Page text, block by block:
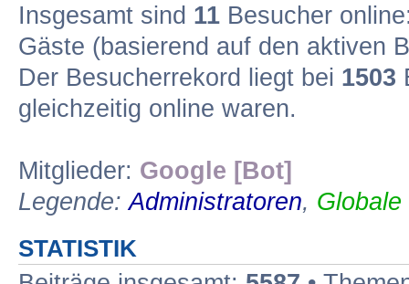
Insgesamt sind 11 Besucher
Gäste (basierend auf den aktiven
Der Besucherrekord liegt bei 1503
gleichzeitig online waren.
Mitglieder: Google [Bot]
Legende:Administratoren,
STATISTIK